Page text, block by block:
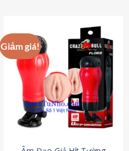
Giảm giá!